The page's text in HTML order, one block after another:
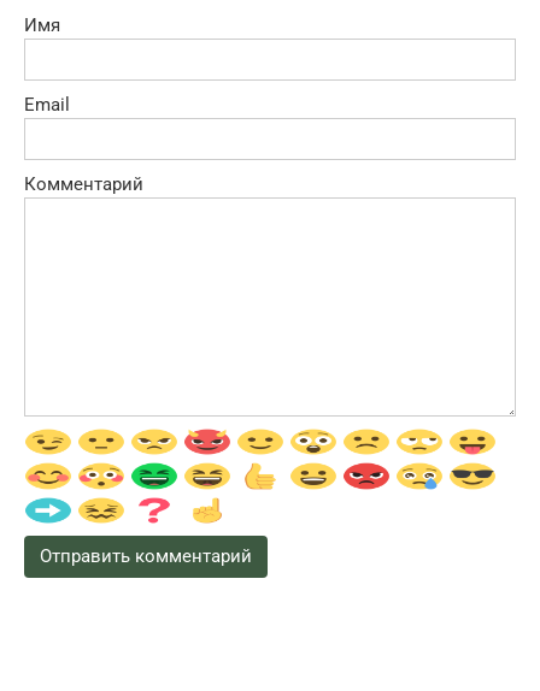
Имя
Email
Комментарий